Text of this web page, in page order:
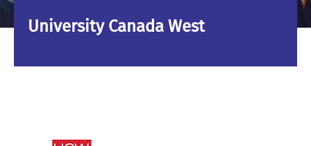
University Canada West